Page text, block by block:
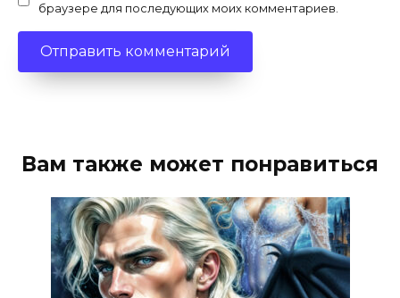
браузере для последующих моих комментариев.
Вам также может понравиться